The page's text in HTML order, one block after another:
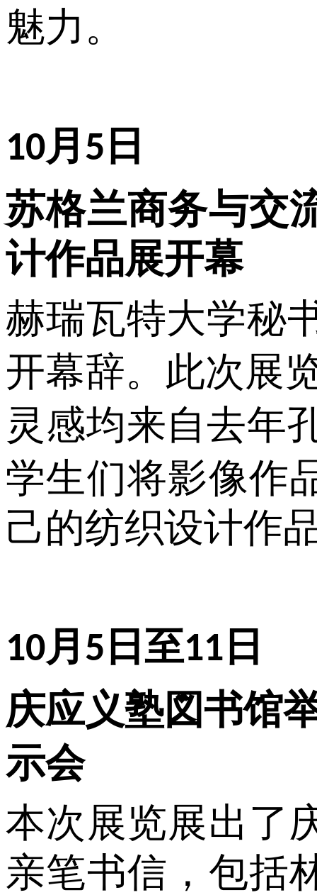
魅力。
10月 5 日
苏格兰商务与交
计作品展开幕
赫瑞瓦特大学秘
开幕辞。此次展
灵感均来自去年
学生们将影像作
己的纺织设计作
10月 5 日至11 日
庆应义塾図书馆
示会
本次展览展出了
亲笔书信，包括